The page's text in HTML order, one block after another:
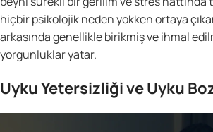
hiçbir psikolojik neden yokken ortaya
arkasında genellikle birikmiş ve ihmal
yorgunluklar yatar.
Uyku Yetersizliği ve Uyku